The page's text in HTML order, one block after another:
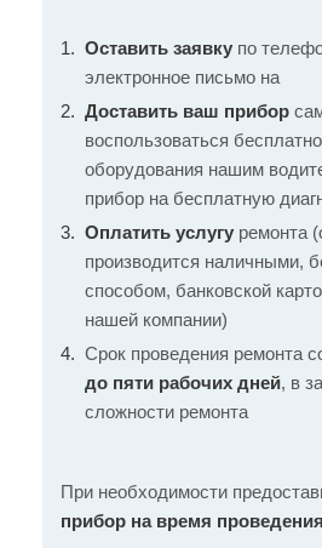
Оставить заявку по
электронное письмо на
Доставить ваш прибор
воспользоваться
оборудования нашим
прибор на бесплатную
Оплатить услугу ремонта
производится наличными,
способом, банковской
нашей компании)
Срок проведения ремонта
до пяти рабочих дней, в
сложности ремонта
При необходимости
прибор на время